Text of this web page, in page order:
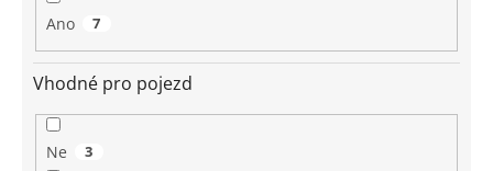
Ano 7
Vhodné pro pojezd
Ne 3